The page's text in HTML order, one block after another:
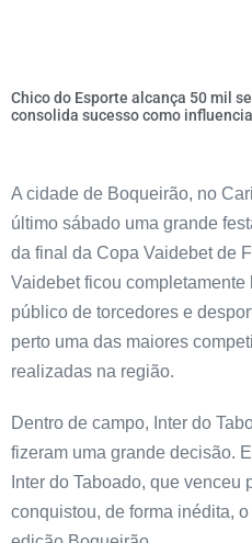
Chico do Esporte alcança 50 mil
consolida sucesso como
A cidade de Boqueirão, no
último sábado uma grande
da final da Copa Vaidebet de
Vaidebet ficou
público de torcedores e
perto uma das maiores
realizadas na região.
Dentro de campo, Inter do
fizeram uma grande decisão.
Inter do Taboado, que venceu
conquistou, de forma inédita,